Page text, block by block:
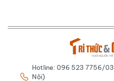
Hotline: 096 523 7756/
Nội)